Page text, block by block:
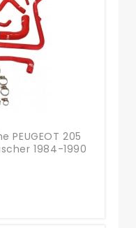
PEUGEOT 205
1984-1990